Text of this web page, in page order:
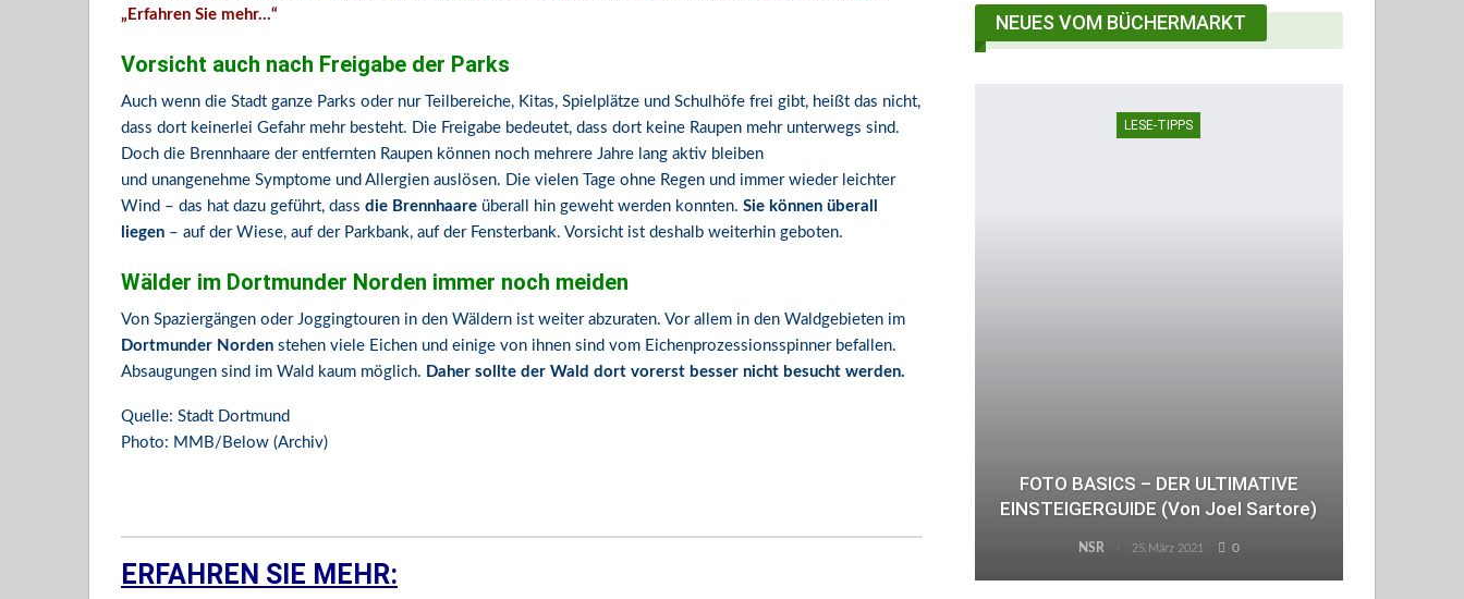
„Erfahren Sie mehr…“
Vorsicht auch nach Freigabe der Parks
Auch wenn die Stadt ganze Parks oder nur Teilbereiche, Kitas, Spielplätze und Schulhöfe frei gibt, heißt das nicht,
dass dort keinerlei Gefahr mehr besteht. Die Freigabe bedeutet, dass dort keine Raupen mehr unterwegs sind.
Doch die Brennhaare der entfernten Raupen können noch mehrere Jahre lang aktiv bleiben
und unangenehme Symptome und Allergien auslösen. Die vielen Tage ohne Regen und immer wieder leichter
Wind – das hat dazu geführt, dass die Brennhaare überall hin geweht werden konnten. Sie können überall
liegen – auf der Wiese, auf der Parkbank, auf der Fensterbank. Vorsicht ist deshalb weiterhin geboten.
Wälder im Dortmunder Norden immer noch meiden
Von Spaziergängen oder Joggingtouren in den Wäldern ist weiter abzuraten. Vor allem in den Waldgebieten im
Dortmunder Norden stehen viele Eichen und einige von ihnen sind vom Eichenprozessionsspinner befallen.
Absaugungen sind im Wald kaum möglich. Daher sollte der Wald dort vorerst besser nicht besucht werden.
Quelle: Stadt Dortmund
Photo: MMB/Below (Archiv)
ERFAHREN SIE MEHR:
NEUES VOM BÜCHERMARKT
LESE-TIPPS
FOTO BASICS – DER ULTIMATIVE
EINSTEIGERGUIDE (von Joel Sartore)
NSR 25.März 2021 0